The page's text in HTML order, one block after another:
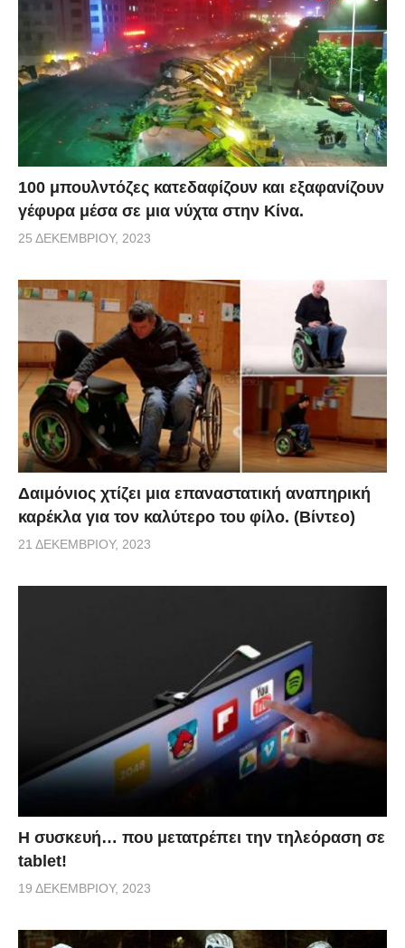
100 μπουλντόζες κατεδαφίζουν και εξαφανίζουν
γέφυρα μέσα σε μια νύχτα στην Κίνα.
25 ΔΕΚΕΜΒΡΊΟΥ, 2023
Δαιμόνιος χτίζει μια επαναστατική αναπηρική
καρέκλα για τον καλύτερο του φίλο. (Βίντεο)
21 ΔΕΚΕΜΒΡΊΟΥ, 2023
Η συσκευή… που μετατρέπει την τηλεόραση σε
tablet!
19 ΔΕΚΕΜΒΡΊΟΥ, 2023